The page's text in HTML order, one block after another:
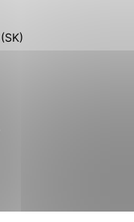
stránky. Bez
fungovať.
stránok
používajú, aby
im lepšiu
a nie je